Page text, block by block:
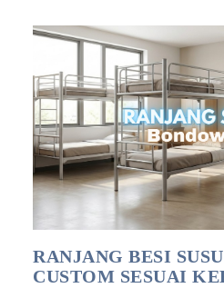
RANJANG BESI
CUSTOM SESUAI